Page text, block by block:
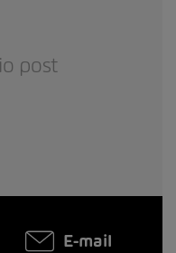
post
E-mail